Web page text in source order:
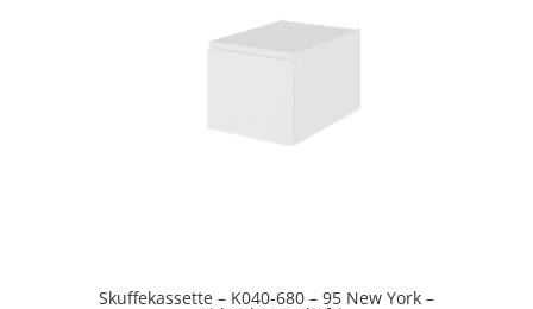
Skuffekassette – K040-680 – 95 New York –